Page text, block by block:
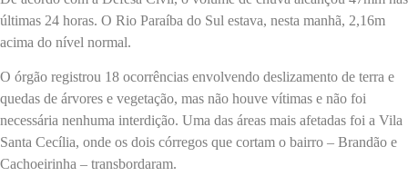
últimas 24 horas. O Rio Paraíba do Sul estava, nesta manhã, 2,16m
acima do nível normal.
O órgão registrou 18 ocorrências envolvendo deslizamento de terra e
quedas de árvores e vegetação, mas não houve vítimas e não foi
necessária nenhuma interdição. Uma das áreas mais afetadas foi a Vila
Santa Cecília, onde os dois córregos que cortam o bairro – Brandão e
Cachoeirinha – transbordaram.